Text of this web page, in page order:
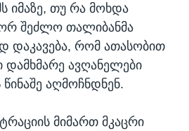
იმაზე, თუ რა მოხდა
შეძლო თალიბანმა
დაკავება, რომ ათასობით
დამხმარე ავღანელები
აღმოჩნდნენ.
მიმართ მკაცრი